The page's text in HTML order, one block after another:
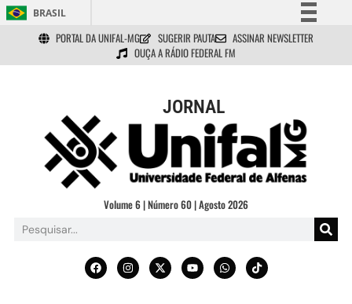
BRASIL
Simplifique!
Comunica BR
Acesso à informação
Legislação
Canais
PORTAL DA UNIFAL-MG SUGERIR PAUTA
ASSINAR NEWSLETTER
OUÇA A RÁDIO FEDERAL FM
JORNAL
Volume 6 | Número 60 | Agosto 2026